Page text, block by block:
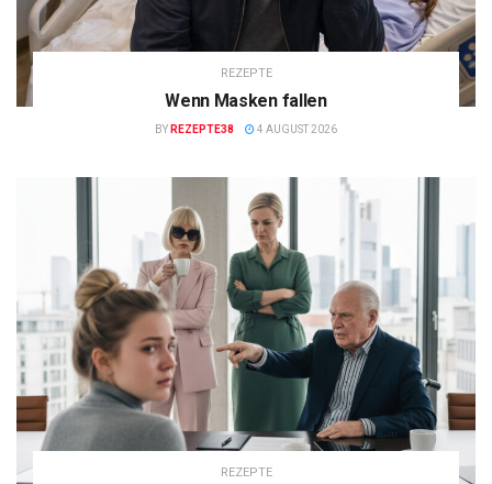
REZEPTE
Wenn Masken fallen
BY REZEPTE38 4 AUGUST 2026
REZEPTE